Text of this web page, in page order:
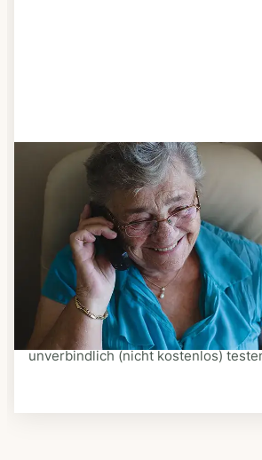
Schritt 3
Bestellen & liefern lassen
Suchen Sie sich aus dem
aus, was Ihnen schmeckt. Bestellen
schriftlich oder im Online-Shop
Ein Kurier liefert Ihnen das bestellte
vereinbarten Zeitpunkt nach Hause.
Anbietern können Sie Essen auf
unverbindlich (nicht kostenlos)